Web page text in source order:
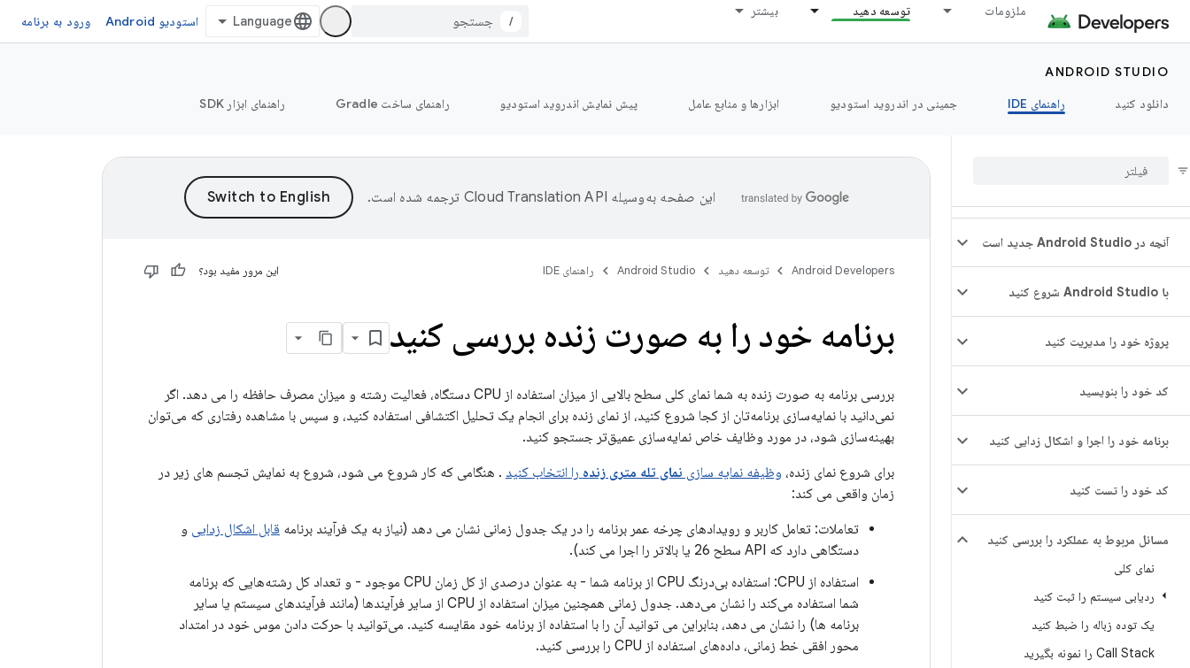
ملزومات توسعه دهید بیشتر
/ استودیو Android ورود به برنامه
ANDROID STUDIO
دانلود کنید
راهنمای IDE جمینی در اندروید استودیو ابزارها و منابع عامل پیش نمایش اندروید استودیو راهنمای ساخت Gradle راهنمای ابزار SDK
آنچه در Android Studio جدید است
با Android Studio شروع کنید
پروژه خود را مدیریت کنید
کد خود را بنویسید
برنامه خود را اجرا و اشکال زدایی کنید
کد خود را تست کنید
مسائل مربوط به عملکرد را بررسی کنید
نمای کلی
ردیابی سیستم را ثبت کنید
یک توده زباله را ضبط کنید
Call Stack را نمونه بگیرید
این صفحه به‌وسیله ترجمه شده است.
Android Developers توسعه دهید Android Studio راهنمای IDE این مرور مفید بود؟
برنامه خود را به صورت زنده بررسی کنید
بررسی برنامه به صورت زنده به شما نمای کلی سطح بالایی از میزان استفاده از CPU دستگاه، فعالیت رشته و میزان مصرف حافظه را می دهد. اگر
نمی‌دانید با نمایه‌سازی برنامه‌تان از کجا شروع کنید، از نمای زنده برای انجام یک تحلیل اکتشافی استفاده کنید، و سپس با مشاهده رفتاری که می‌توان
بهینه‌سازی شود، در مورد وظایف خاص نمایه‌سازی عمیق‌تر جستجو کنید.
برای شروع نمای زنده، وظیفه نمایه سازی نمای تله متری زنده را انتخاب کنید . هنگامی که کار شروع می شود، شروع به نمایش تجسم های زیر در
زمان واقعی می کند:
تعاملات: تعامل کاربر و رویدادهای چرخه عمر برنامه را در یک جدول زمانی نشان می دهد (نیاز به یک فرآیند برنامه قابل اشکال زدایی و
دستگاهی دارد که API سطح 26 یا بالاتر را اجرا می کند).
استفاده از CPU: استفاده بی‌درنگ CPU از برنامه شما - به عنوان درصدی از کل زمان CPU موجود - و تعداد کل رشته‌هایی که برنامه
شما استفاده می‌کند را نشان می‌دهد. جدول زمانی همچنین میزان استفاده از CPU از سایر فرآیندها (مانند فرآیندهای سیستم یا سایر
برنامه ها) را نشان می دهد، بنابراین می توانید آن را با استفاده از برنامه خود مقایسه کنید. می‌توانید با حرکت دادن موس خود در امتداد
محور افقی خط زمانی، داده‌های استفاده از CPU را بررسی کنید.